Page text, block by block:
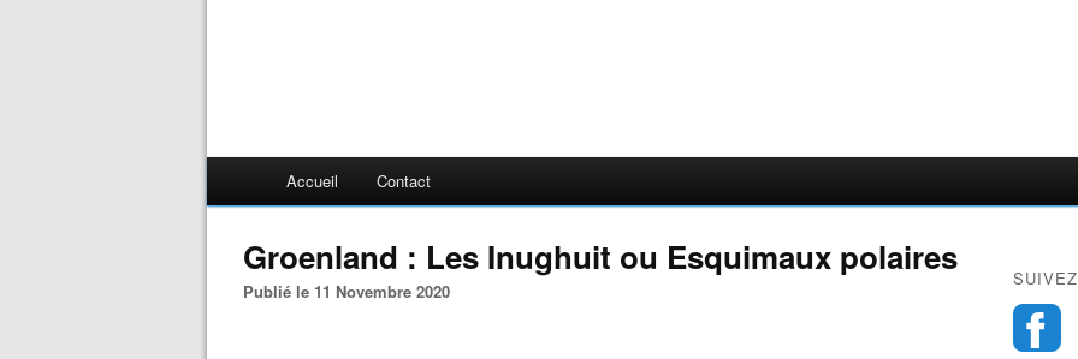
Accueil Contact
Groenland : Les Inughuit ou Esquimaux polaires
Publié le 11 Novembre 2020